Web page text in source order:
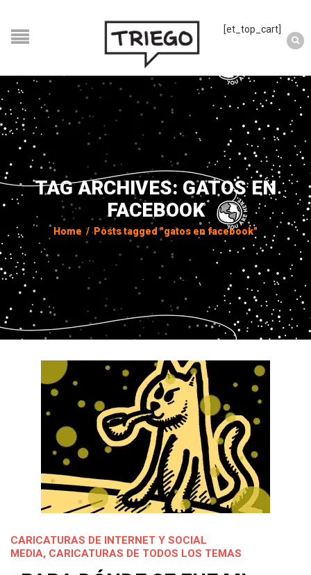
[et_top_cart]
TAG ARCHIVES: GATOS EN
FACEBOOK
Home / Posts tagged "gatos en facebook"
CARICATURAS DE INTERNET Y SOCIAL
MEDIA, CARICATURAS DE TODOS LOS TEMAS